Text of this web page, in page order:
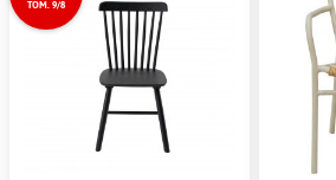
TOM. 9/8